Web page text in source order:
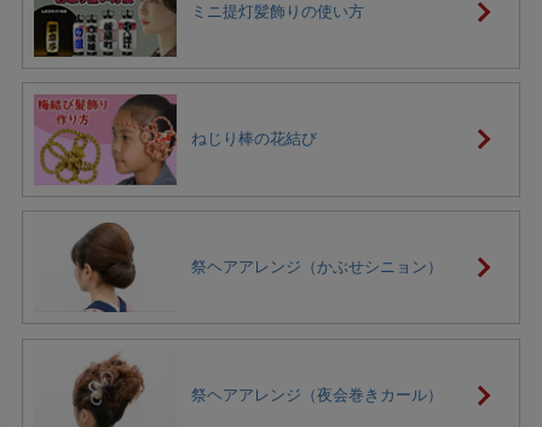
ミニ提灯髪飾りの使い方
ねじり棒の花結び
祭ヘアアレンジ（かぶせシニョン）
祭ヘアアレンジ（夜会巻きカール）